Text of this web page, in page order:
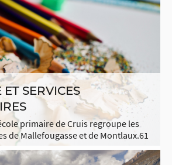
SERVICES
primaire de Cruis regroupe les
de Mallefougasse et de Montlaux.61
et répartis en 3 classes : Depuis